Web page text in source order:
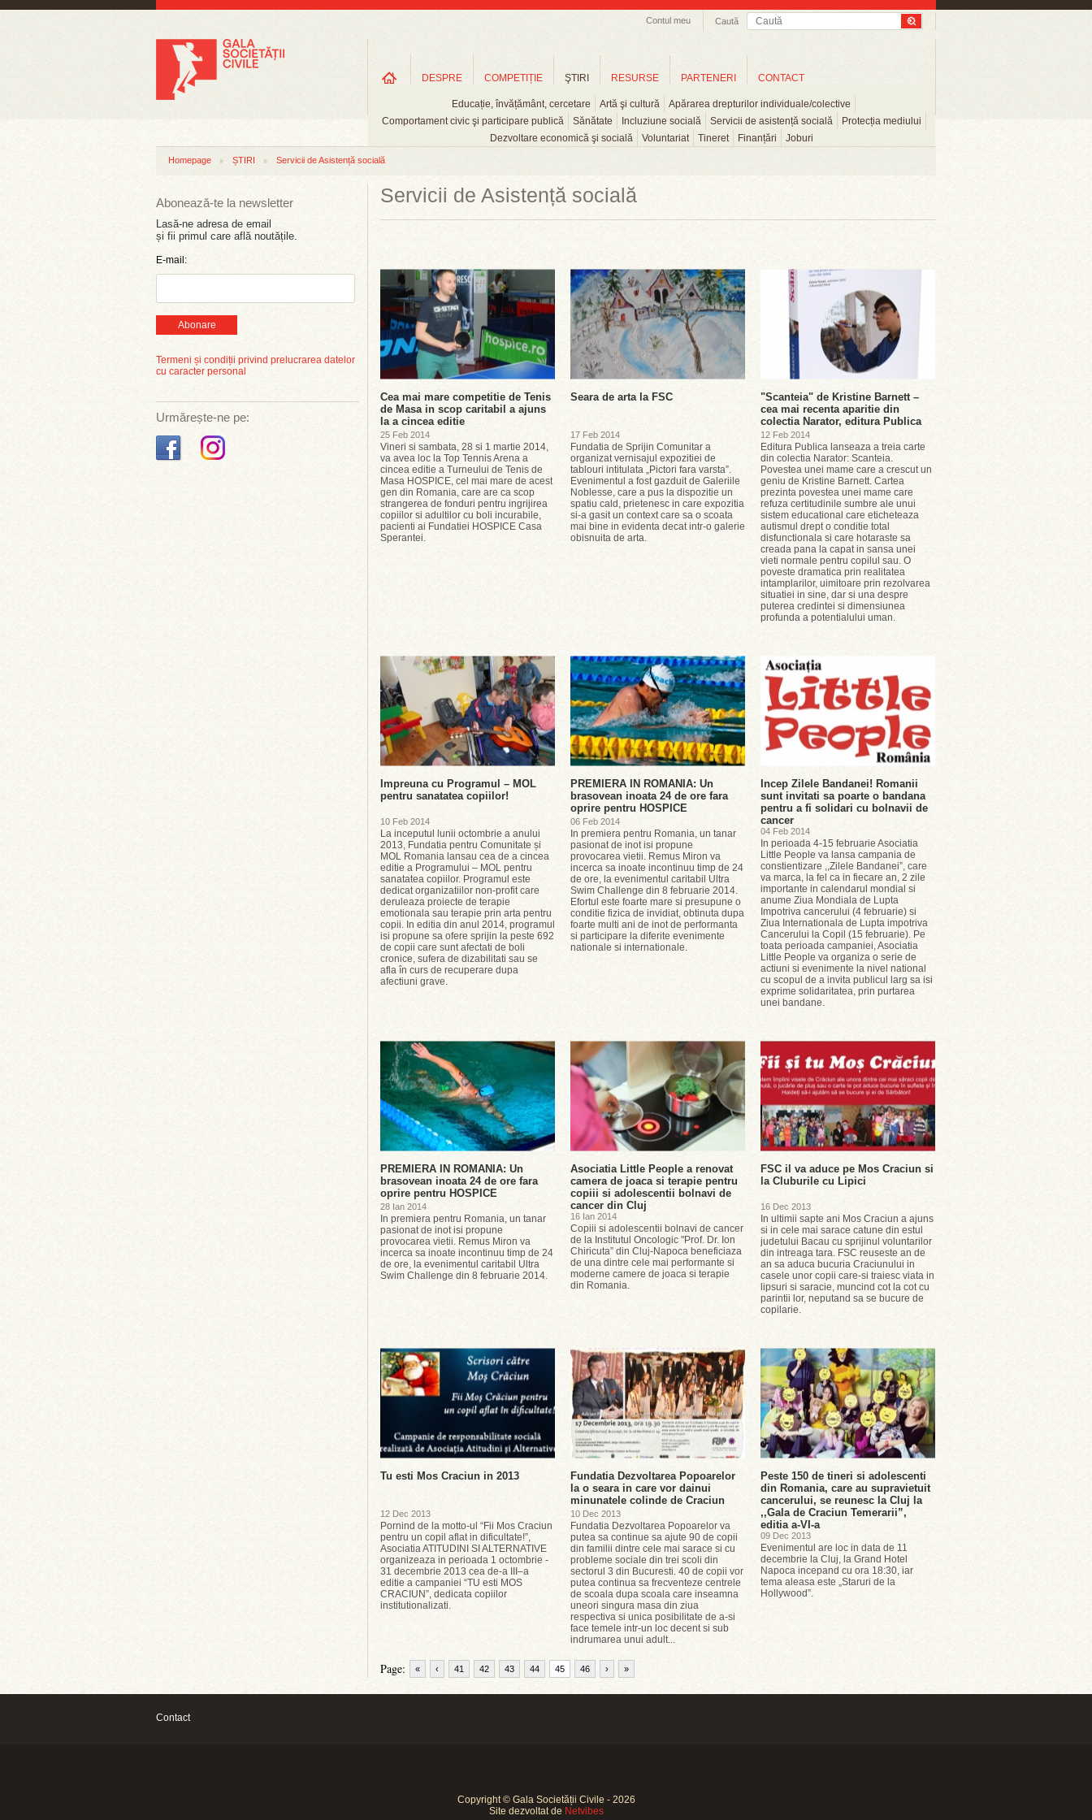
Caută
Contul meu
DESPRE COMPETIȚIE ŞTIRI
Educație, învățământ, cercetare Artă şi cultură
Apărarea drepturilor individuale/colective
Comportament civic şi participare publică
Sănătate Incluziune socială Servicii de asistență socială
Protecția mediului
Dezvoltare economică şi socială
Voluntariat Tineret Finanțări Joburi
RESURSE PARTENERI CONTACT
Homepage ȘTIRI Servicii de Asistență socială
Abonează-te la newsletter
Lasă-ne adresa de email
și fii primul care află noutățile.
E-mail:
Abonare
Termeni și condiții privind prelucrarea datelor
cu caracter personal
Urmărește-ne pe:
Servicii de Asistență socială
Cea mai mare competitie de Tenis
de Masa in scop caritabil a ajuns
la a cincea editie
25 Feb 2014
Vineri si sambata, 28 si 1 martie 2014,
va avea loc la Top Tennis Arena a
cincea editie a Turneului de Tenis de
Masa HOSPICE, cel mai mare de acest
gen din Romania, care are ca scop
strangerea de fonduri pentru ingrijirea
copiilor si adultilor cu boli incurabile,
pacienti ai Fundatiei HOSPICE Casa
Sperantei.
Seara de arta la FSC
17 Feb 2014
Fundatia de Sprijin Comunitar a
organizat vernisajul expozitiei de
tablouri intitulata „Pictori fara varsta”.
Evenimentul a fost gazduit de Galeriile
Noblesse, care a pus la dispozitie un
spatiu cald, prietenesc in care expozitia
si-a gasit un context care sa o scoata
mai bine in evidenta decat intr-o galerie
obisnuita de arta.
"Scanteia" de Kristine Barnett –
cea mai recenta aparitie din
colectia Narator, editura Publica
12 Feb 2014
Editura Publica lanseaza a treia carte
din colectia Narator: Scanteia.
Povestea unei mame care a crescut un
geniu de Kristine Barnett. Cartea
prezinta povestea unei mame care
refuza certitudinile sumbre ale unui
sistem educational care eticheteaza
autismul drept o conditie total
disfunctionala si care hotaraste sa
creada pana la capat in sansa unei
vieti normale pentru copilul sau. O
poveste dramatica prin realitatea
intamplarilor, uimitoare prin rezolvarea
situatiei in sine, dar si una despre
puterea credintei si dimensiunea
profunda a potentialului uman.
Impreuna cu Programul – MOL
pentru sanatatea copiilor!
10 Feb 2014
La inceputul lunii octombrie a anului
2013, Fundatia pentru Comunitate și
MOL Romania lansau cea de a cincea
editie a Programului – MOL pentru
sanatatea copiilor. Programul este
dedicat organizatiilor non-profit care
deruleaza proiecte de terapie
emotionala sau terapie prin arta pentru
copii. In editia din anul 2014, programul
isi propune sa ofere sprijin la peste 692
de copii care sunt afectati de boli
cronice, sufera de dizabilitati sau se
afla în curs de recuperare dupa
afectiuni grave.
PREMIERA IN ROMANIA: Un
brasovean inoata 24 de ore fara
oprire pentru HOSPICE
06 Feb 2014
In premiera pentru Romania, un tanar
pasionat de inot isi propune
provocarea vietii. Remus Miron va
incerca sa inoate incontinuu timp de 24
de ore, la evenimentul caritabil Ultra
Swim Challenge din 8 februarie 2014.
Efortul este foarte mare si presupune o
conditie fizica de invidiat, obtinuta dupa
foarte multi ani de inot de performanta
si participare la diferite evenimente
nationale si internationale.
Incep Zilele Bandanei! Romanii
sunt invitati sa poarte o bandana
pentru a fi solidari cu bolnavii de
cancer
04 Feb 2014
In perioada 4-15 februarie Asociatia
Little People va lansa campania de
constientizare ,,Zilele Bandanei”, care
va marca, la fel ca in fiecare an, 2 zile
importante in calendarul mondial si
anume Ziua Mondiala de Lupta
Impotriva cancerului (4 februarie) si
Ziua Internationala de Lupta impotriva
Cancerului la Copil (15 februarie). Pe
toata perioada campaniei, Asociatia
Little People va organiza o serie de
actiuni si evenimente la nivel national
cu scopul de a invita publicul larg sa isi
exprime solidaritatea, prin purtarea
unei bandane.
PREMIERA IN ROMANIA: Un
brasovean inoata 24 de ore fara
oprire pentru HOSPICE
28 Ian 2014
In premiera pentru Romania, un tanar
pasionat de inot isi propune
provocarea vietii. Remus Miron va
incerca sa inoate incontinuu timp de 24
de ore, la evenimentul caritabil Ultra
Swim Challenge din 8 februarie 2014.
Asociatia Little People a renovat
camera de joaca si terapie pentru
copiii si adolescentii bolnavi de
cancer din Cluj
16 Ian 2014
Copiii si adolescentii bolnavi de cancer
de la Institutul Oncologic "Prof. Dr. Ion
Chiricuta” din Cluj-Napoca beneficiaza
de una dintre cele mai performante si
moderne camere de joaca si terapie
din Romania.
FSC il va aduce pe Mos Craciun si
la Cluburile cu Lipici
16 Dec 2013
In ultimii sapte ani Mos Craciun a ajuns
si in cele mai sarace catune din estul
judetului Bacau cu sprijinul voluntarilor
din intreaga tara. FSC reuseste an de
an sa aduca bucuria Craciunului in
casele unor copii care-si traiesc viata in
lipsuri si saracie, muncind cot la cot cu
parintii lor, neputand sa se bucure de
copilarie.
Tu esti Mos Craciun in 2013
12 Dec 2013
Pornind de la motto-ul “Fii Mos Craciun
pentru un copil aflat in dificultate!”,
Asociatia ATITUDINI SI ALTERNATIVE
organizeaza in perioada 1 octombrie -
31 decembrie 2013 cea de-a III–a
editie a campaniei “TU esti MOS
CRACIUN”, dedicata copiilor
institutionalizati.
Fundatia Dezvoltarea Popoarelor
la o seara in care vor dainui
minunatele colinde de Craciun
10 Dec 2013
Fundatia Dezvoltarea Popoarelor va
putea sa continue sa ajute 90 de copii
din familii dintre cele mai sarace si cu
probleme sociale din trei scoli din
sectorul 3 din Bucuresti. 40 de copii vor
putea continua sa frecventeze centrele
de scoala dupa scoala care inseamna
uneori singura masa din ziua
respectiva si unica posibilitate de a-si
face temele intr-un loc decent si sub
indrumarea unui adult...
Peste 150 de tineri si adolescenti
din Romania, care au supravietuit
cancerului, se reunesc la Cluj la
,,Gala de Craciun Temerarii”,
editia a-VI-a
09 Dec 2013
Evenimentul are loc in data de 11
decembrie la Cluj, la Grand Hotel
Napoca incepand cu ora 18:30, iar
tema aleasa este „Staruri de la
Hollywood”.
Page: « ‹ 41 42 43 44 45 46 › »
Contact
Copyright © Gala Societății Civile - 2026
Site dezvoltat de Netvibes